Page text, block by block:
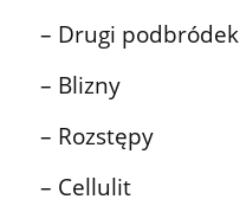
– Drugi podbródek
– Blizny
– Rozstępy
– Cellulit